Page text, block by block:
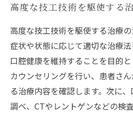
高度な技工技術を駆使する
高度な技工技術を駆使する治療
症状や状態に応じて適切な治療
口腔健康を維持することを目的と
カウンセリングを行い、患者さ
る治療内容を確認します。次に
調べ、CTやレントゲンなどの検